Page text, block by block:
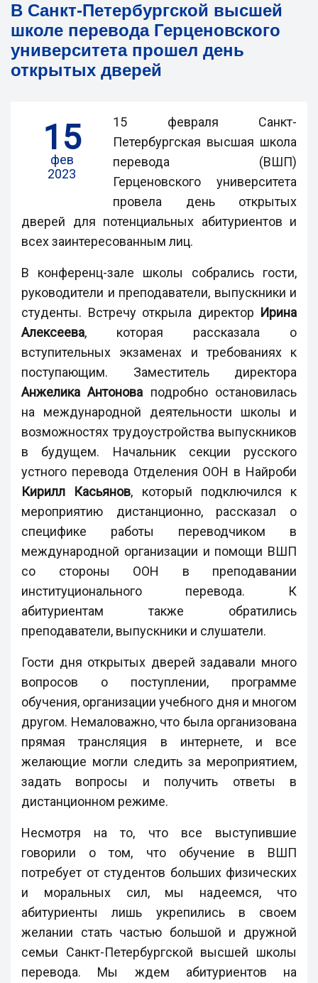
В Санкт-Петербургской высшей
школе перевода Герценовского
университета прошел день
открытых дверей
15
фев
2023
15 февраля Санкт-
Петербургская высшая школа
перевода (ВШП)
Герценовского университета
провела день открытых
дверей для потенциальных абитуриентов и
всех заинтересованным лиц.
В конференц-зале школы собрались гости,
руководители и преподаватели, выпускники и
студенты. Встречу открыла директор Ирина
Алексеева, которая рассказала о
вступительных экзаменах и требованиях к
поступающим. Заместитель директора
Анжелика Антонова подробно остановилась
на международной деятельности школы и
возможностях трудоустройства выпускников
в будущем. Начальник секции русского
устного перевода Отделения ООН в Найроби
Кирилл Касьянов, который подключился к
мероприятию дистанционно, рассказал о
специфике работы переводчиком в
международной организации и помощи ВШП
со стороны ООН в преподавании
институционального перевода. К
абитуриентам также обратились
преподаватели, выпускники и слушатели.
Гости дня открытых дверей задавали много
вопросов о поступлении, программе
обучения, организации учебного дня и многом
другом. Немаловажно, что была организована
прямая трансляция в интернете, и все
желающие могли следить за мероприятием,
задать вопросы и получить ответы в
дистанционном режиме.
Несмотря на то, что все выступившие
говорили о том, что обучение в ВШП
потребует от студентов больших физических
и моральных сил, мы надеемся, что
абитуриенты лишь укрепились в своем
желании стать частью большой и дружной
семьи Санкт-Петербургской высшей школы
перевода. Мы ждем абитуриентов на